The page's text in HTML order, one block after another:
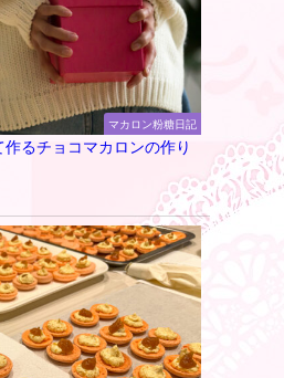
マカロン粉糖日記
るチョコマカロンの作り